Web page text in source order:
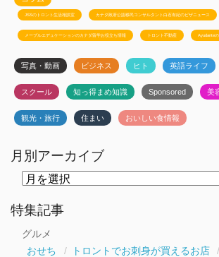
JSSのトロント生活相談室 カナダ政府公認移民コンサルタント白石有紀のビザニュース
メープルエデュケーションのカナダ留学お役立ち情報 トロント不動産 Ayudante
写真・動画 ビジネス ヒト 英語ライフ
スクール 知っ得まめ知識 Sponsored 美
観光・旅行 住まい おいしい食情報
月別アーカイブ
ー
カ
特集記事
グルメ
おせち
トロントでお刺身が買えるお店